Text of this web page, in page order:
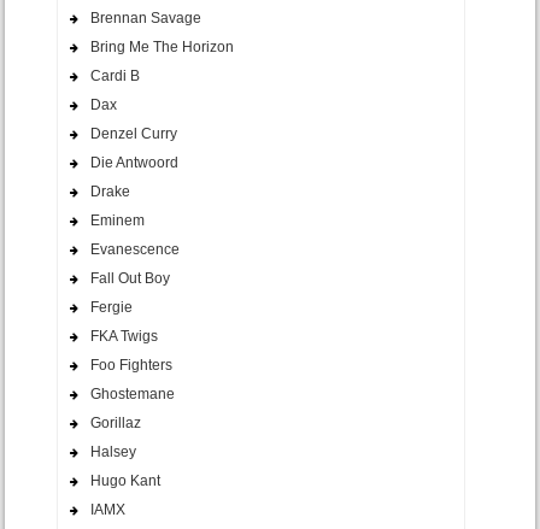
Brennan Savage
Bring Me The Horizon
Cardi B
Dax
Denzel Curry
Die Antwoord
Drake
Eminem
Evanescence
Fall Out Boy
Fergie
FKA Twigs
Foo Fighters
Ghostemane
Gorillaz
Halsey
Hugo Kant
IAMX